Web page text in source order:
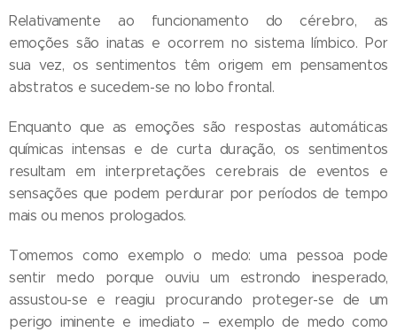
Relativamente ao funcionamento do cérebro, as
emoções são inatas e ocorrem no sistema límbico. Por
sua vez, os sentimentos têm origem em pensamentos
abstratos e sucedem-se no lobo frontal.
Enquanto que as emoções são respostas automáticas
químicas intensas e de curta duração, os sentimentos
resultam em interpretações cerebrais de eventos e
sensações que podem perdurar por períodos de tempo
mais ou menos prologados.
Tomemos como exemplo o medo: uma pessoa pode
sentir medo porque ouviu um estrondo inesperado,
assustou-se e reagiu procurando proteger-se de um
perigo iminente e imediato – exemplo de medo como